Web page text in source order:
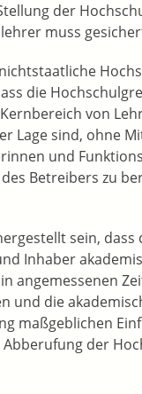
der
muss
die
von
Lage sind, ohne
und
Betreibers zu
sein, dass
Inhaber
angemessenen
und die
maßgeblichen
der